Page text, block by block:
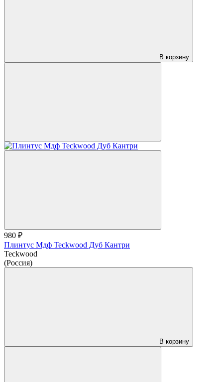
В корзину
980 ₽
Плинтус Мдф Teckwood Дуб Кантри
Teckwood
(Россия)
В корзину